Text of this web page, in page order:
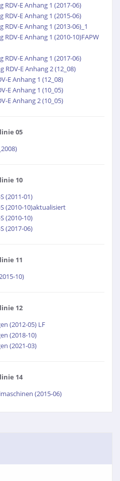
RDV-E Anhang 1 (2017-06)
RDV-E Anhang 1 (2015-06)
E Anhang 1 (2013-06)_1
E Anhang 1 (2010-10)FAPW
RDV-E Anhang 1 (2017-06)
RDV-E Anhang 2 (12_08)
E Anhang 1 (12_08)
E Anhang 1 (10_05)
E Anhang 2 (10_05)
05
10
(2011-01)
(2010-10)aktualisiert
(2010-10)
(2017-06)
11
10)
12
(2012-05) LF
(2018-10)
(2021-03)
14
(2015-06)